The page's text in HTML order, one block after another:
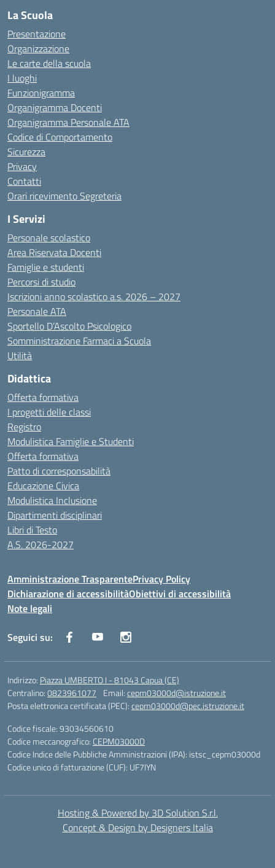
La Scuola
Presentazione
Organizzazione
Le carte della scuola
I luoghi
Funzionigramma
Organigramma Docenti
Organigramma Personale ATA
Codice di Comportamento
Sicurezza
Privacy
Contatti
Orari ricevimento Segreteria
I Servizi
Personale scolastico
Area Riservata Docenti
Famiglie e studenti
Percorsi di studio
Iscrizioni anno scolastico a.s. 2026 – 2027
Personale ATA
Sportello D’Ascolto Psicologico
Somministrazione Farmaci a Scuola
Utilità
Didattica
Offerta formativa
I progetti delle classi
Registro
Modulistica Famiglie e Studenti
Offerta formativa
Patto di corresponsabilità
Educazione Civica
Modulistica Inclusione
Dipartimenti disciplinari
Libri di Testo
A.S. 2026-2027
Amministrazione TrasparentePrivacy Policy
Dichiarazione di accessibilitàObiettivi di accessibilità
Note legali
Seguici su:
Indirizzo: Piazza UMBERTO I - 81043 Capua (CE)
Centralino:0823961077 Email:cepm03000d@istruzione.it
Posta elettronica certificata (PEC):cepm03000d@pec.istruzione.it
Codice fiscale: 93034560610
Codice meccanografico: CEPM03000D
Codice Indice delle Pubbliche Amministrazioni (IPA): istsc_cepm03000d
Codice unico di fatturazione (CUF): UF7IYN
Hosting & Powered by 3D Solution S.r.l.
Concept & Design by Designers Italia